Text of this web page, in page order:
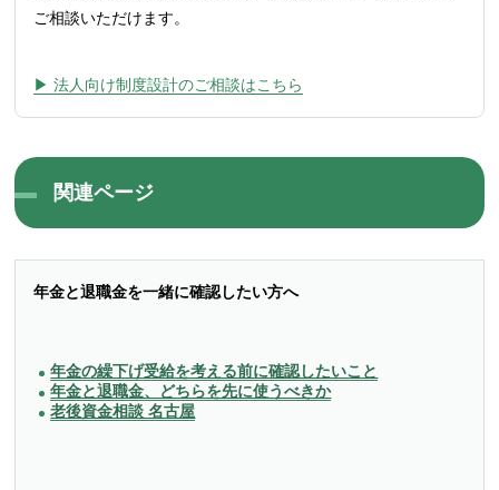
ご相談いただけます。
▶︎ 法人向け制度設計のご相談はこちら
関連ページ
年金と退職金を一緒に確認したい方へ
年金の繰下げ受給を考える前に確認したいこと
年金と退職金、どちらを先に使うべきか
老後資金相談 名古屋